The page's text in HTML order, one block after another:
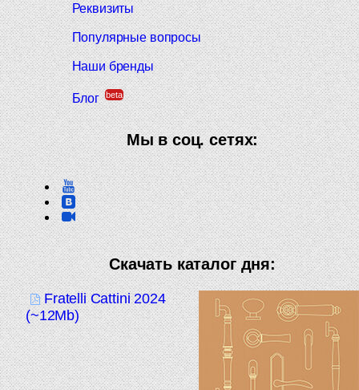
Реквизиты
Популярные вопросы
Наши бренды
Блог beta
Мы в соц. сетях:
Скачать каталог дня:
Fratelli Cattini 2024
(~12Mb)